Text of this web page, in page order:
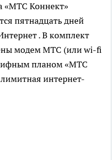
«МТС Коннект»
пятнадцать дней
. В комплект
модем МТС (или wi-fi
планом «МТС
интернет-